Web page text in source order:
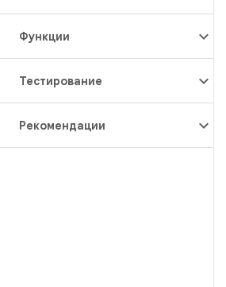
Функции
Тестирование
Рекомендации